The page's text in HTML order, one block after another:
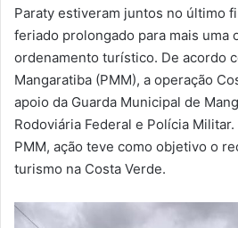
-
m
a
i
Paraty estiveram juntos no último
feriado prolongado para mais uma
ordenamento turístico. De acordo
Mangaratiba (PMM), a operação
apoio da Guarda Municipal de
Rodoviária Federal e Polícia
PMM, ação teve como objetivo o
turismo na Costa Verde.